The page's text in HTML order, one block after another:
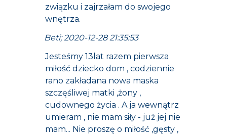
związku i zajrzałam do swojego
wnętrza.
Beti; 2020-12-28 21:35:53
Jesteśmy 13lat razem pierwsza
miłość dziecko dom , codziennie
rano zakładana nowa maska
szczęśliwej matki ,żony ,
cudownego życia . A ja wewnątrz
umieram , nie mam siły - już jej nie
mam... Nie proszę o miłość ,gęsty ,